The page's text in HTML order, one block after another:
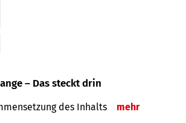
– Das steckt drin
des Inhalts mehr